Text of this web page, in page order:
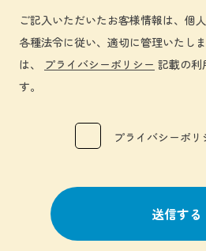
ご記入いただいたお客様情報は、個
各種法令に従い、適切に管理いたし
は、 プライバシーポリシー 記載の利
す。
プライバシーポリ